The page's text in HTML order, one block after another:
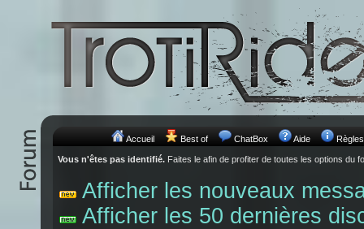
Accueil Best of ChatBox Aide Règles
Vous n'êtes pas identifié. Faites le afin de profiter de toutes les options du
Afficher les nouveaux
Afficher les 50 dernières